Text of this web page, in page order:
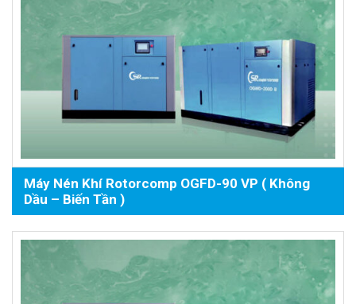
Máy Nén Khí Rotorcomp OGFD-90 VP ( Không
Dầu – Biến Tần )